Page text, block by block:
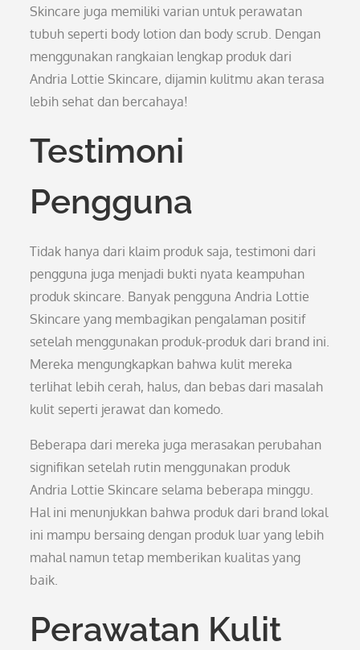
Skincare juga memiliki varian untuk perawatan
tubuh seperti body lotion dan body scrub. Dengan
menggunakan rangkaian lengkap produk dari
Andria Lottie Skincare, dijamin kulitmu akan terasa
lebih sehat dan bercahaya!
Testimoni
Pengguna
Tidak hanya dari klaim produk saja, testimoni dari
pengguna juga menjadi bukti nyata keampuhan
produk skincare. Banyak pengguna Andria Lottie
Skincare yang membagikan pengalaman positif
setelah menggunakan produk-produk dari brand ini.
Mereka mengungkapkan bahwa kulit mereka
terlihat lebih cerah, halus, dan bebas dari masalah
kulit seperti jerawat dan komedo.
Beberapa dari mereka juga merasakan perubahan
signifikan setelah rutin menggunakan produk
Andria Lottie Skincare selama beberapa minggu.
Hal ini menunjukkan bahwa produk dari brand lokal
ini mampu bersaing dengan produk luar yang lebih
mahal namun tetap memberikan kualitas yang
baik.
Perawatan Kulit